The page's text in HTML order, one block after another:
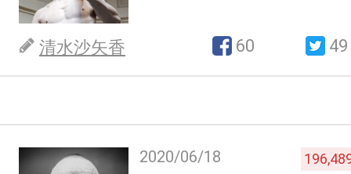
清水沙矢香 60 49
2020/06/18